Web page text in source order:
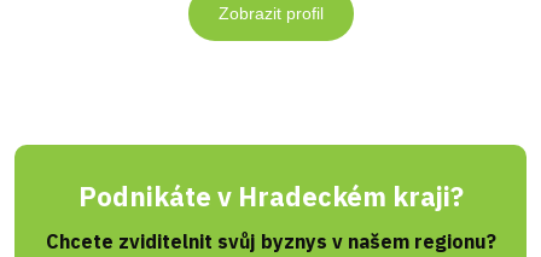
Zobrazit profil
Podnikáte v Hradeckém kraji?
Chcete zviditelnit svůj byznys v našem regionu?